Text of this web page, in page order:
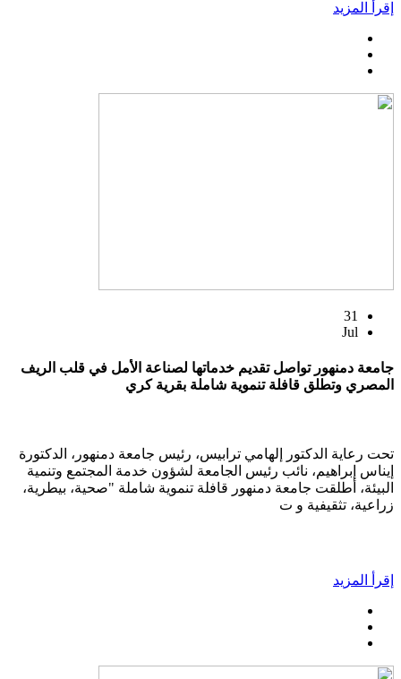
إقرأ المزيد
31
Jul
جامعة دمنهور تواصل تقديم خدماتها لصناعة الأمل في قلب الريف
المصري وتطلق قافلة تنموية شاملة بقرية كري
تحت رعاية الدكتور إلهامي ترابيس، رئيس جامعة دمنهور، الدكتورة
إيناس إبراهيم، نائب رئيس الجامعة لشؤون خدمة المجتمع وتنمية
البيئة، أطلقت جامعة دمنهور قافلة تنموية شاملة "صحية، بيطرية،
زراعية، تثقيفية و ت
إقرأ المزيد